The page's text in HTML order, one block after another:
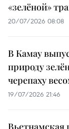
«зелёной»
20/07/2026 08:08
В Камау
природу
черепаху
19/07/2026 21:46
Вьетнамская